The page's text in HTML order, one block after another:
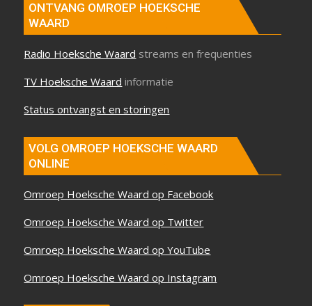
ONTVANG OMROEP HOEKSCHE
WAARD
Radio Hoeksche Waard streams en frequenties
TV Hoeksche Waard informatie
Status ontvangst en storingen
VOLG OMROEP HOEKSCHE WAARD
ONLINE
Omroep Hoeksche Waard op Facebook
Omroep Hoeksche Waard op Twitter
Omroep Hoeksche Waard op YouTube
Omroep Hoeksche Waard op Instagram